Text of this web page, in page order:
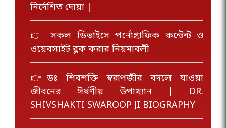
নির্দেশিত দোয়া |
👉 সকল ডিভাইসে পর্নোগ্রাফিক কন্টেন্ট ও
ওয়েবসাইট ব্লক করার নিয়মাবলী
👉ডঃ শিবশক্তি স্বরূপজীর বদলে যাওয়া
জীবনের ঈর্ষণীয় উপাখ্যান | DR.
SHIVSHAKTI SWAROOP JI BIOGRAPHY